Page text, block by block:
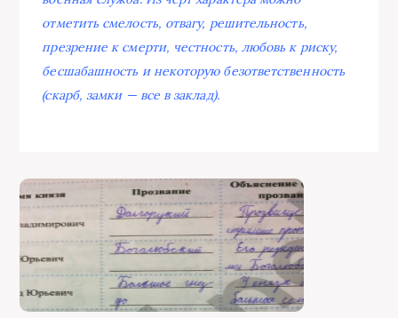
отметить смелость, отвагу, решительность,
презрение к смерти, честность, любовь к риску,
бесшабашность и некоторую безответственность
(скарб, замки — все в заклад).